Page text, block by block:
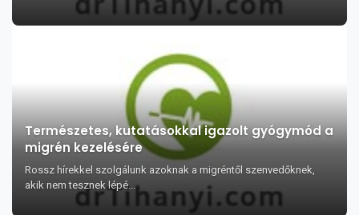
Természetes, kutatásokkal igazolt gyógymód a
migrén kezelésére
Rossz hírekkel szolgálunk azoknak a migréntől szenvedőknek,
akik nem tesznek lépé...